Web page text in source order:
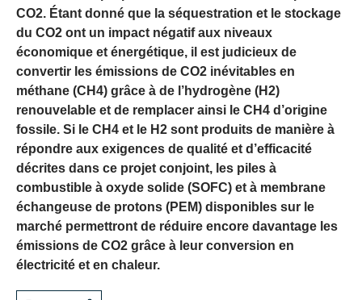
CO2. Étant donné que la séquestration et le stockage
du CO2 ont un impact négatif aux niveaux
économique et énergétique, il est judicieux de
convertir les émissions de CO2 inévitables en
méthane (CH4) grâce à de l’hydrogène (H2)
renouvelable et de remplacer ainsi le CH4 d’origine
fossile. Si le CH4 et le H2 sont produits de manière à
répondre aux exigences de qualité et d’efficacité
décrites dans ce projet conjoint, les piles à
combustible à oxyde solide (SOFC) et à membrane
échangeuse de protons (PEM) disponibles sur le
marché permettront de réduire encore davantage les
émissions de CO2 grâce à leur conversion en
électricité et en chaleur.